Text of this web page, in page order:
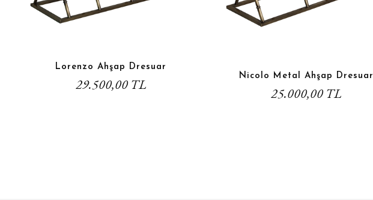
Lorenzo Ahşap Dresuar
29.500,00 TL Nicolo Metal Ahşap Dresuar
25.000,00 TL